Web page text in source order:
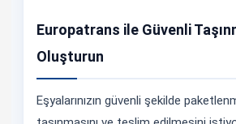
Europatrans ile Güvenli
Oluşturun
Eşyalarınızın güvenli şekilde